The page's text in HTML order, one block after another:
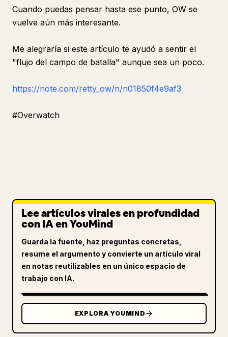
Cuando puedas pensar hasta ese punto, OW se
vuelve aún más interesante.
Me alegraría si este artículo te ayudó a sentir el
"flujo del campo de batalla" aunque sea un poco.
https://note.com/retty_ow/n/n01850f4e9af3
#Overwatch
Lee artículos virales en profundidad
con IA en YouMind
Guarda la fuente, haz preguntas concretas,
resume el argumento y convierte un artículo viral
en notas reutilizables en un único espacio de
trabajo con IA.
EXPLORA YOUMIND